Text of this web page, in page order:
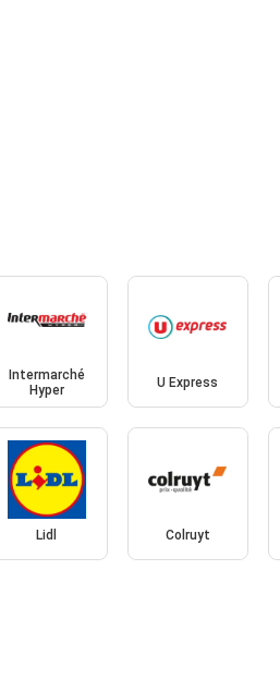
Intermarché
Hyper
U Express
Lidl Colruyt